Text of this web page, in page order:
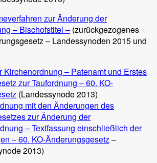
zur Änderung der
– Bischofstitel – (zurückgezogenes
– Landessynoden 2015 und
Kirchenordnung – Patenamt und Erstes
zur Taufordnung – 60. KO-
(Landessynode 2013)
mit den Änderungen des
zur Änderung der
– Textfassung einschließlich der
– 60. KO-Änderungsgesetz–
2013)